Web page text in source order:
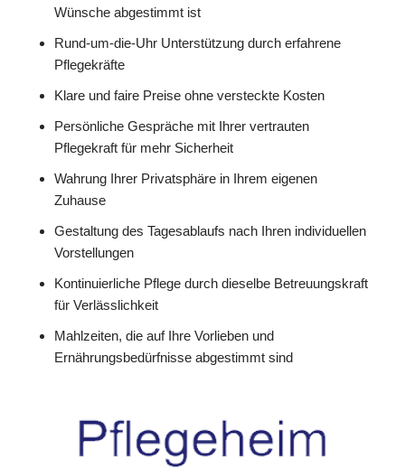
Wünsche abgestimmt ist
Rund-um-die-Uhr Unterstützung durch erfahrene
Pflegekräfte
Klare und faire Preise ohne versteckte Kosten
Persönliche Gespräche mit Ihrer vertrauten
Pflegekraft für mehr Sicherheit
Wahrung Ihrer Privatsphäre in Ihrem eigenen
Zuhause
Gestaltung des Tagesablaufs nach Ihren individuellen
Vorstellungen
Kontinuierliche Pflege durch dieselbe Betreuungskraft
für Verlässlichkeit
Mahlzeiten, die auf Ihre Vorlieben und
Ernährungsbedürfnisse abgestimmt sind